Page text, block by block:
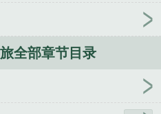
完美主义之重回
七步成
组都是我备餐
鬼小姐的游
全部章节目录